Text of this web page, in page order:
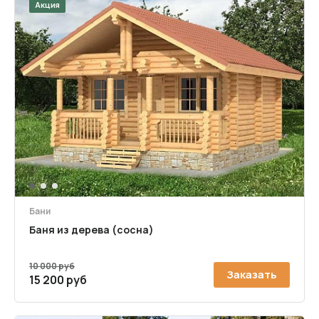
Акция
1 2 3
Бани
Баня из дерева (сосна)
10 000 руб
15 200 руб Заказать